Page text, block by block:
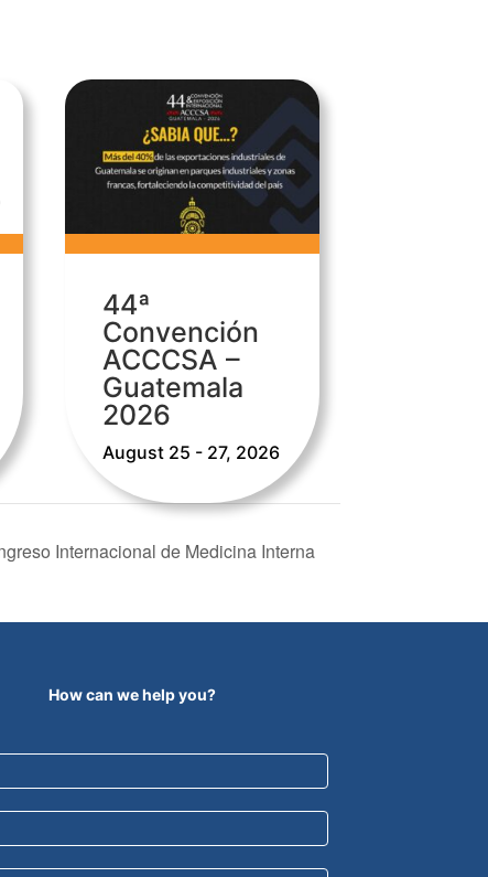
44ª
Convención
ACCCSA –
Guatemala
2026
August 25 - 27, 2026
Internacional de Medicina Interna
How can we help you?